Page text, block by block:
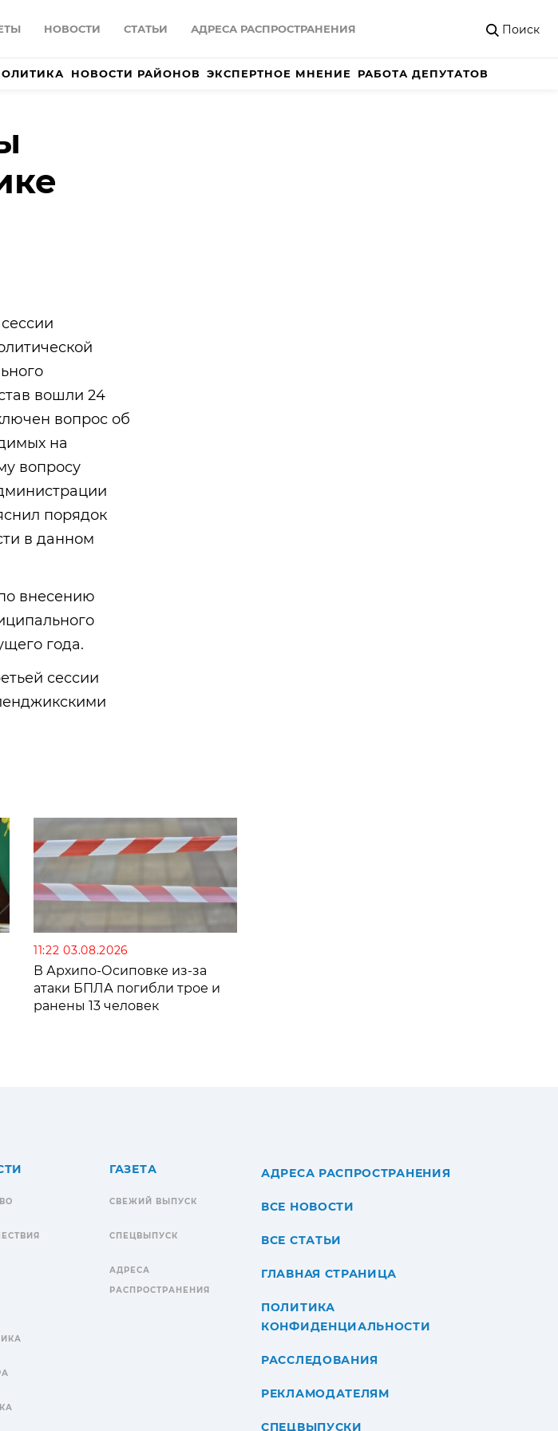
НОВОСТИ СТАТЬИ АДРЕСА РАСПРОСТРАНЕНИЯ Поиск
НОВОСТИ РАЙОНОВ ЭКСПЕРТНОЕ МНЕНИЕ РАБОТА ДЕПУТАТОВ
вошли 24
вопрос об
на
вопросу
порядок
в данном
внесению
года.
сессии
11:22 03.08.2026
В Архипо-Осиповке из-за
атаки БПЛА погибли трое и
ранены 13 человек
ГАЗЕТА
СВЕЖИЙ ВЫПУСК
СПЕЦВЫПУСК
АДРЕСА
РАСПРОСТРАНЕНИЯ
АДРЕСА РАСПРОСТРАНЕНИЯ
ВСЕ НОВОСТИ
ВСЕ СТАТЬИ
ГЛАВНАЯ СТРАНИЦА
ПОЛИТИКА
КОНФИДЕНЦИАЛЬНОСТИ
РАССЛЕДОВАНИЯ
РЕКЛАМОДАТЕЛЯМ
СПЕЦВЫПУСКИ